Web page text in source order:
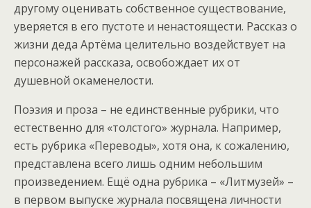
другому оценивать собственное существование,
уверяется в его пустоте и ненастоящести. Рассказ о
жизни деда Артёма целительно воздействует на
персонажей рассказа, освобождает их от
душевной окаменелости.
Поэзия и проза – не единственные рубрики, что
естественно для «толстого» журнала. Например,
есть рубрика «Переводы», хотя она, к сожалению,
представлена всего лишь одним небольшим
произведением. Ещё одна рубрика – «Литмузей» –
в первом выпуске журнала посвящена личности